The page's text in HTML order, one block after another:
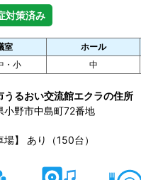
対策済み
室 ホール
・小
中
うるおい交流館エクラの住所
小野市中島町72番地
場】 あり（150台）